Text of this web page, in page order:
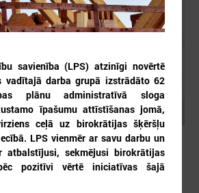
apgādes tarifu
var radīt būtiskus riskus
savienība (LPS) atzinīgi novērtē
vadītajā darba grupā izstrādāto 62
plānu administratīvā sloga
īpašumu attīstīšanas jomā,
ceļā uz birokrātijas šķēršļu
LPS vienmēr ar savu darbu un
atbalstījusi, sekmējusi birokrātijas
pozitīvi vērtē iniciatīvas šajā